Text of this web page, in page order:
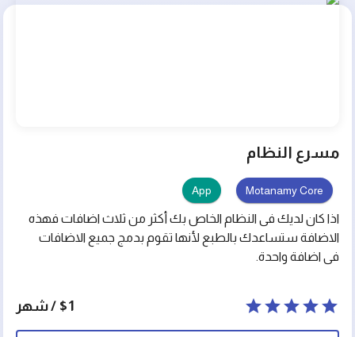
مسرع النظام
Motanamy Core
App
اذا كان لديك فى النظام الخاص بك أكثر من ثلاث اضافات فهذه
الاضافة ستساعدك بالطبع لأنها تقوم بدمج جميع الاضافات
فى اضافة واحدة.
$1 / شهر